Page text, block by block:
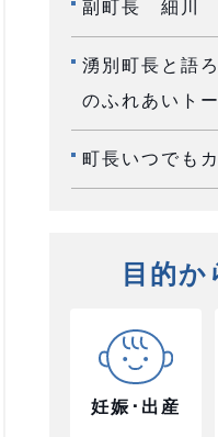
副町長 細川
湧別町長と語
のふれあいトー
町長いつでも
目的か
妊娠･出産